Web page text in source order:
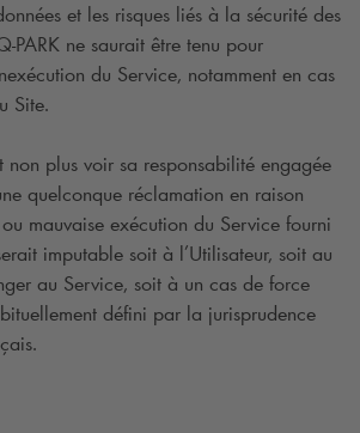
et les risques liés à la sécurité des
PARK ne saurait être tenu pour
du Service, notamment en cas
Site.
non plus voir sa responsabilité engagée
quelconque réclamation en raison
mauvaise exécution du Service fourni
imputable soit à l’Utilisateur, soit au
au Service, soit à un cas de force
défini par la jurisprudence